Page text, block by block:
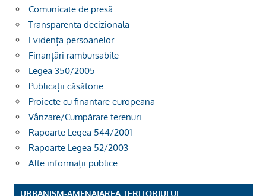
Comunicate de presă
Transparenta decizionala
Evidența persoanelor
Finanțări rambursabile
Legea 350/2005
Publicații căsătorie
Proiecte cu finantare europeana
Vânzare/Cumpărare terenuri
Rapoarte Legea 544/2001
Rapoarte Legea 52/2003
Alte informații publice
URBANISM-AMENAJAREA TERITORIULUI